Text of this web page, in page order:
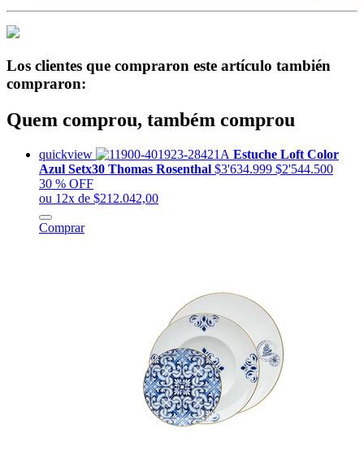
Los clientes que compraron este artículo también
compraron:
Quem comprou, também comprou
quickview
Estuche Loft Color
Azul Setx30 Thomas Rosenthal $3'634.999 $2'544.500
30 % OFF
ou 12x de $212.042,00
Comprar